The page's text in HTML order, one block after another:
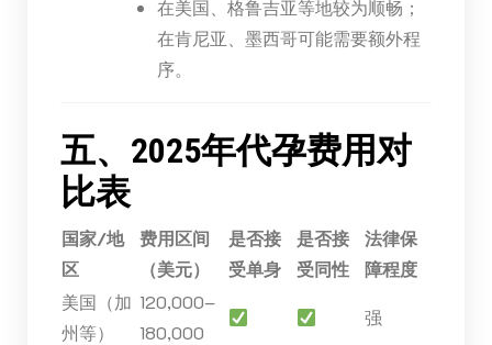
在美国、格鲁吉亚等地较为顺畅；
在肯尼亚、墨西哥可能需要额外程
序。
五、2025年代孕费用对
比表
国家/地
区
费用区间
（美元）
是否接
受单身
是否接
受同性
法律保
障程度
美国（加
州等）
120,000–
180,000
强